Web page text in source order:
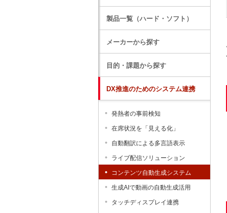
製品一覧（ハード・ソフト）
メーカーから探す
目的・課題から探す
DX推進のためのシステム連携
発熱者の事前検知
在席状況を「見える化」
自動翻訳による多言語表示
ライブ配信ソリューション
コンテンツ自動生成システム
生成AIで動画の自動生成活用
タッチディスプレイ連携